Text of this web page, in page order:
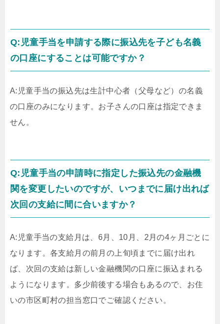
Q:児童手当を申請する際に振込先を子ども名義
の口座にすることは可能ですか？
A:児童手当の振込先は生計中心者（父母など）の名義
の口座のみになります。お子さんの口座は指定できま
せん。
Q:児童手当の申請時に指定した振込先の金融機
関を変更したいのですが、いつまでに届け出れば
次回の支給に間に合いますか？
A:児童手当の支給月は、6月、10月、2月の4ヶ月ごとに
なります。各支給月の前月の上旬頃までに届け出れ
ば、次回の支給は新しい金融機関の口座に振込まれる
ようになります。多少前後する場合もあるので、お住
いの市区町村の担当窓口でご確認ください。